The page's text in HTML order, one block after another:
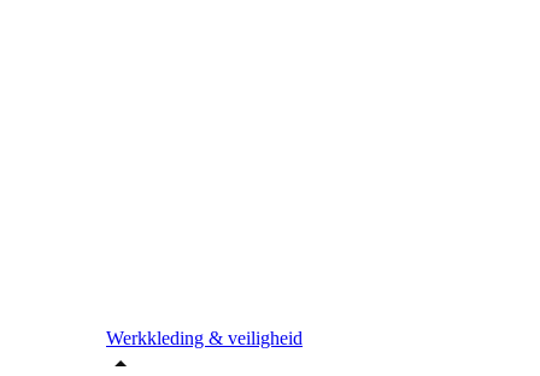
Werkkleding & veiligheid